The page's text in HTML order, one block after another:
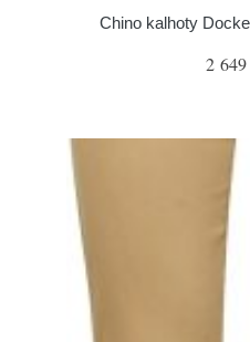
Chino kalhoty
2